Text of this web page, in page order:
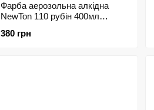
Фарба аерозольна алкідна
NewTon 110 рубін 400мл
380 грн